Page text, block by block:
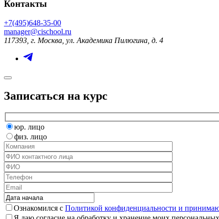
Контакты
+7(495)648-35-00
manager@cischool.ru
117393, г. Москва, ул. Академика Пилюгина, д. 4
Записаться на курс
юр. лицо
физ. лицо
Ознакомился с Политикой конфиденциальности и